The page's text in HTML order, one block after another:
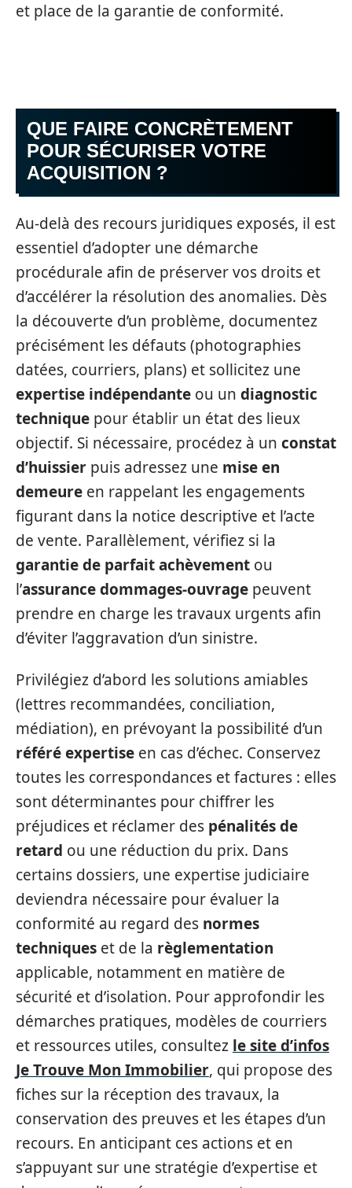
et place de la garantie de conformité.
QUE FAIRE CONCRÈTEMENT
POUR SÉCURISER VOTRE
ACQUISITION ?
Au-delà des recours juridiques exposés, il est
essentiel d’adopter une démarche
procédurale afin de préserver vos droits et
d’accélérer la résolution des anomalies. Dès
la découverte d’un problème, documentez
précisément les défauts (photographies
datées, courriers, plans) et sollicitez une
expertise indépendante ou un diagnostic
technique pour établir un état des lieux
objectif. Si nécessaire, procédez à un constat
d’huissier puis adressez une mise en
demeure en rappelant les engagements
figurant dans la notice descriptive et l’acte
de vente. Parallèlement, vérifiez si la
garantie de parfait achèvement ou
l’assurance dommages-ouvrage peuvent
prendre en charge les travaux urgents afin
d’éviter l’aggravation d’un sinistre.
Privilégiez d’abord les solutions amiables
(lettres recommandées, conciliation,
médiation), en prévoyant la possibilité d’un
référé expertise en cas d’échec. Conservez
toutes les correspondances et factures : elles
sont déterminantes pour chiffrer les
préjudices et réclamer des pénalités de
retard ou une réduction du prix. Dans
certains dossiers, une expertise judiciaire
deviendra nécessaire pour évaluer la
conformité au regard des normes
techniques et de la règlementation
applicable, notamment en matière de
sécurité et d’isolation. Pour approfondir les
démarches pratiques, modèles de courriers
et ressources utiles, consultez le site d’infos
Je Trouve Mon Immobilier, qui propose des
fiches sur la réception des travaux, la
conservation des preuves et les étapes d’un
recours. En anticipant ces actions et en
s’appuyant sur une stratégie d’expertise et